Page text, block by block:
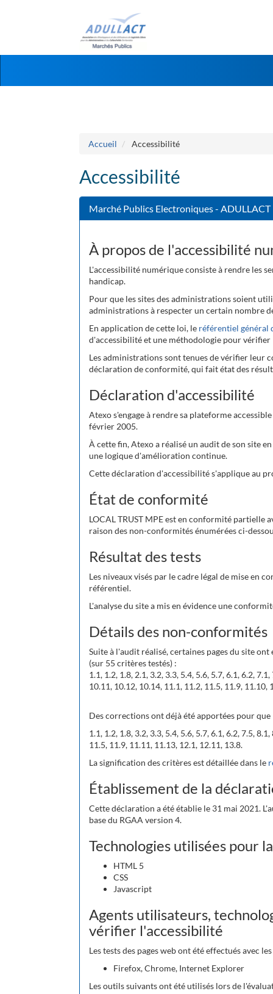
Accueil Accessibilité
Accessibilité
Marché Publics Electroniques - ADULLACT
À propos de l'accessibilité
L'accessibilité numérique consiste à rendre les
handicap.
Pour que les sites des administrations soient
administrations à respecter un certain nombre
En application de cette loi, le référentiel général
d'accessibilité et une méthodologie pour
Les administrations sont tenues de vérifier leur
déclaration de conformité, qui fait état des
Déclaration d'accessibilité
Atexo s'engage à rendre sa plateforme
février 2005.
À cette fin, Atexo a réalisé un audit de son site
une logique d'amélioration continue.
Cette déclaration d'accessibilité s'applique au
État de conformité
LOCAL TRUST MPE est en conformité
raison des non-conformités énumérées ci-
Résultat des tests
Les niveaux visés par le cadre légal de mise en
référentiel.
L'analyse du site a mis en évidence une
Détails des non-conformités
Suite à l'audit réalisé, certaines pages du site
(sur 55 critères testés) :
1.1, 1.2, 1.8, 2.1, 3.2, 3.3, 5.4, 5.6, 5.7, 6.1, 6.2,
10.11, 10.12, 10.14, 11.1, 11.2, 11.5, 11.9, 11.10,
Des corrections ont déjà été apportées pour
1.1, 1.2, 1.8, 3.2, 3.3, 5.4, 5.6, 5.7, 6.1, 6.2, 7.5,
11.5, 11.9, 11.11, 11.13, 12.1, 12.11, 13.8.
La signification des critères est détaillée dans le
Établissement de la
Cette déclaration a été établie le 31 mai 2021.
base du RGAA version 4.
Technologies utilisées pour
HTML 5
CSS
Javascript
Agents utilisateurs,
vérifier l'accessibilité
Les tests des pages web ont été effectués avec
Firefox, Chrome, Internet Explorer
Les outils suivants ont été utilisés lors de